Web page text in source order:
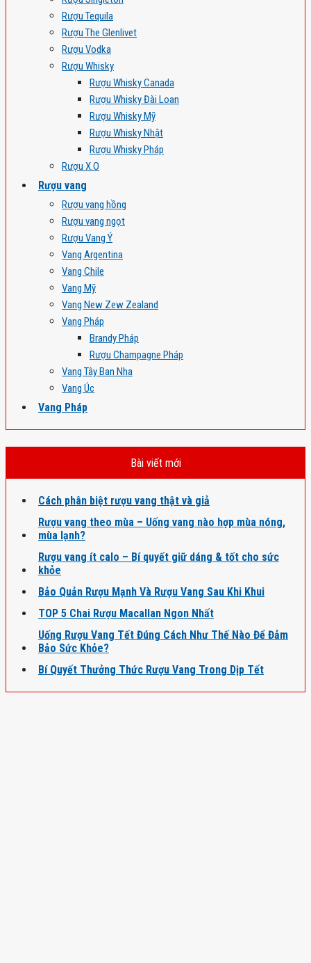
Rượu Tequila
Rượu The Glenlivet
Rượu Vodka
Rượu Whisky
Rượu Whisky Canada
Rượu Whisky Đài Loan
Rượu Whisky Mỹ
Rượu Whisky Nhật
Rượu Whisky Pháp
Rượu X.O
Rượu vang
Rượu vang hồng
Rượu vang ngọt
Rượu Vang Ý
Vang Argentina
Vang Chile
Vang Mỹ
Vang New Zew Zealand
Vang Pháp
Brandy Pháp
Rượu Champagne Pháp
Vang Tây Ban Nha
Vang Úc
Vang Pháp
Bài viết mới
Cách phân biệt rượu vang thật và giả
Rượu vang theo mùa – Uống vang nào hợp mùa nóng,
mùa lạnh?
Rượu vang ít calo – Bí quyết giữ dáng & tốt cho sức
khỏe
Bảo Quản Rượu Mạnh Và Rượu Vang Sau Khi Khui
TOP 5 Chai Rượu Macallan Ngon Nhất
Uống Rượu Vang Tết Đúng Cách Như Thế Nào Để Đảm
Bảo Sức Khỏe?
Bí Quyết Thưởng Thức Rượu Vang Trong Dịp Tết